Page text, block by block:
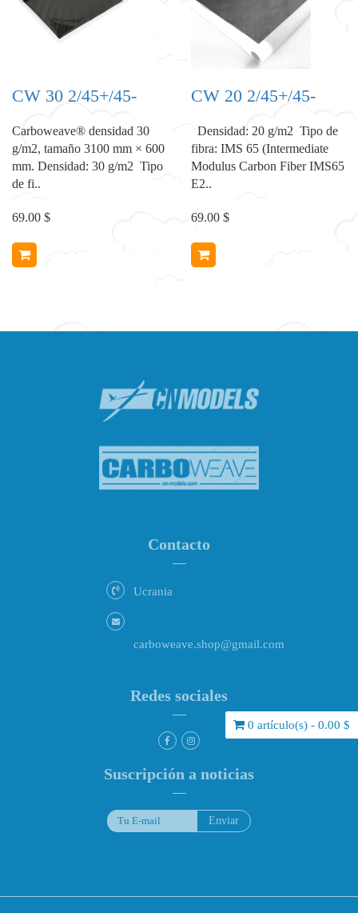
0 artículo(s) - 0.00 $
CW 30 2/45+/45-
Carboweave® densidad 30
g/m2, tamaño 3100 mm × 600
mm. Densidad: 30 g/m2 Tipo
de fi..
69.00 $
CW 20 2/45+/45-
Densidad: 20 g/m2 Tipo de
fibra: IMS 65 (Intermediate
Modulus Carbon Fiber IMS65
E2..
69.00 $
Contacto
Ucrania
carboweave.shop@gmail.com
Redes sociales
Suscripción a noticias